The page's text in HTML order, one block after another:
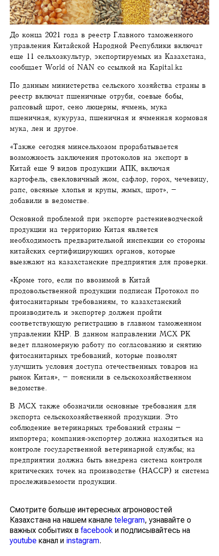
До конца 2021 года в реестр Главного таможенного
управления Китайской Народной Республики включат
еще 11 сельхозкультур, экспортируемых из Казахстана,
сообщает World of NAN со ссылкой на Kapital.kz
По данным министерства сельского хозяйства страны в
реестр включат пшеничные отруби, соевые бобы,
рапсовый шрот, сено люцерны, ячмень, мука
пшеничная, кукуруза, пшеничная и ячменная кормовая
мука, лен и другое.
«Также сегодня минсельхозом прорабатывается
возможность заключения протоколов на экспорт в
Китай еще 9 видов продукции АПК, включая
картофель, свекловичный жом, сафлор, горох, чечевицу,
рапс, овсяные хлопья и крупы, жмых, шрот», –
добавили в ведомстве.
Основной проблемой при экспорте растениеводческой
продукции на территорию Китая является
необходимость предварительной инспекции со стороны
китайских сертифицирующих органов, которые
выезжают на казахстанские предприятия для проверки.
«Кроме того, если по ввозимой в Китай
продовольственной продукции подписан Протокол по
фитосанитарным требованиям, то казахстанский
производитель и экспортер должен пройти
соответствующую регистрацию в главном таможенном
управлении КНР. В данном направлении МСХ РК
ведет планомерную работу по согласованию и снятию
фитосанитарных требований, которые позволят
улучшить условия доступа отечественных товаров на
рынок Китая», – пояснили в сельскохозяйственном
ведомстве.
В МСХ также обозначили основные требования для
экспорта сельскохозяйственной продукции. Это
соблюдение ветеринарных требований страны –
импортера; компания-экспортер должна находиться на
контроле государственной ветеринарной службы; на
предприятии должна быть внедрена система контроля
критических точек на производстве (HACCP) и система
прослеживаемости продукции.
Смотрите больше интересных агроновостей
Казахстана на нашем канале telegram, узнавайте о
важных событиях в facebook и подписывайтесь на
youtube канал и instagram.